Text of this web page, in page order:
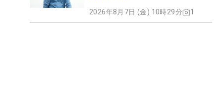
2026年8月7日 (金) 10時29分 1